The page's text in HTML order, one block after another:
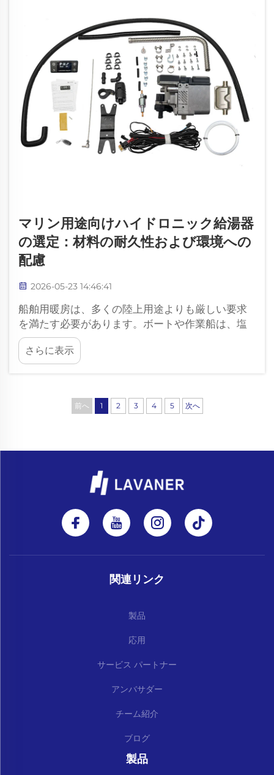
マリン用途向けハイドロニック給湯器
の選定：材料の耐久性および環境への
配慮
2026-05-23 14:46:41
船舶用暖房は、多くの陸上用途よりも厳しい要求
を満たす必要があります。ボートや作業船は、塩
分を含む空気、振動、高湿度、限られた設置スペ
ース、そして厳格な安全性要件に直面します。水
冷式給湯機は、船上で静かで安定した暖房を提供
さらに表示
前へ 1 2 3 4 5 次へ
関連リンク
製品
応用
サービス パートナー
アンバサダー
チーム紹介
ブログ
製品